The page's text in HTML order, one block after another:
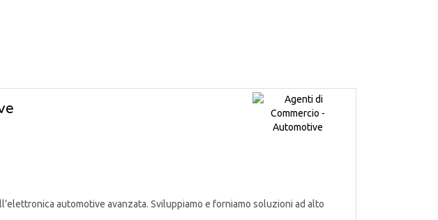
automotive avanzata. Sviluppiamo e forniamo soluzioni ad alto